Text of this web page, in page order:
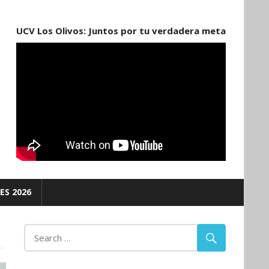
UCV Los Olivos: Juntos por tu verdadera meta
2026